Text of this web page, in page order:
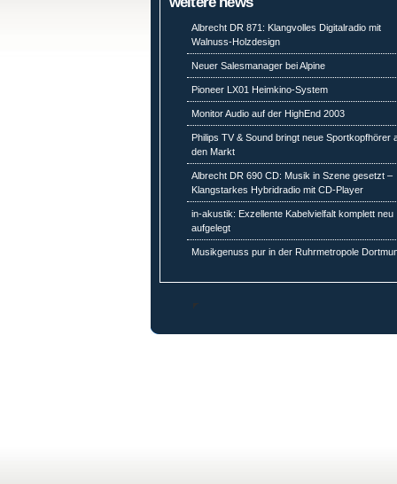
Albrecht DR 871: Klangvolles Digitalradio mit
Walnuss-Holzdesign
Neuer Salesmanager bei Alpine
Pioneer LX01 Heimkino-System
Monitor Audio auf der HighEnd 2003
Philips TV & Sound bringt neue Sportkopfhörer
den Markt
Albrecht DR 690 CD: Musik in Szene gesetzt –
Klangstarkes Hybridradio mit CD-Player
in-akustik: Exzellente Kabelvielfalt komplett neu
aufgelegt
Musikgenuss pur in der Ruhrmetropole